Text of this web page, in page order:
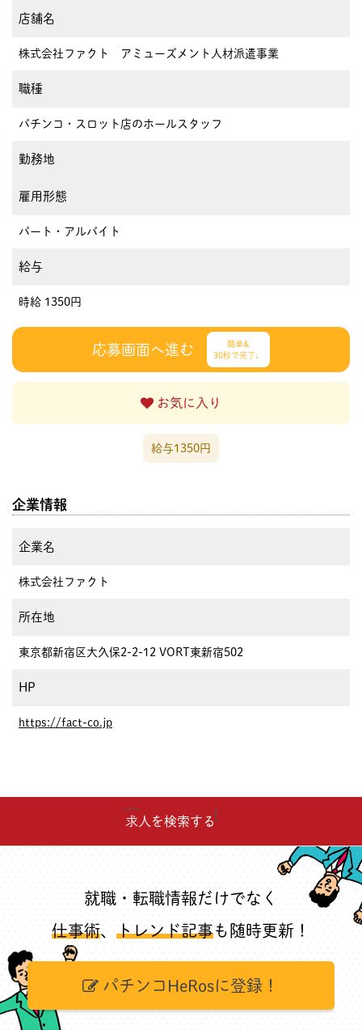
店舗名
株式会社ファクト アミューズメント人材派遣事業
職種
パチンコ・スロット店のホールスタッフ
勤務地
雇用形態
パート・アルバイト
給与
時給 1350円
応募画面へ進む
簡単&
30秒で完了♩
お気に入り
給与1350円
企業情報
企業名
株式会社ファクト
所在地
東京都新宿区大久保2-2-12 VORT東新宿502
HP
https://fact-co.jp
求人を検索する
就職・転職情報だけでなく
仕事術、 トレンド記事も随時更新！
パチンコHeRosに登録！